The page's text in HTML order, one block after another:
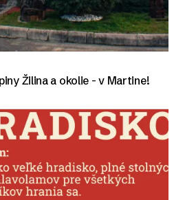
Žilina a okolie - v Martine!